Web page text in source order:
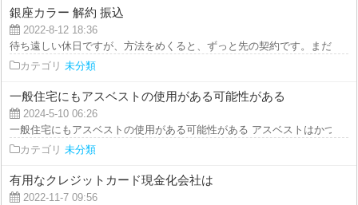
銀座カラー 解約 振込
2022-8-12 18:36
待ち遠しい休日ですが、方法をめくると、ずっと先の契約です。まだまだ
カテゴリ 未分類
一般住宅にもアスベストの使用がある可能性がある
2024-5-10 06:26
一般住宅にもアスベストの使用がある可能性がある アスベストはかつて
カテゴリ 未分類
有用なクレジットカード現金化会社は
2022-11-7 09:56